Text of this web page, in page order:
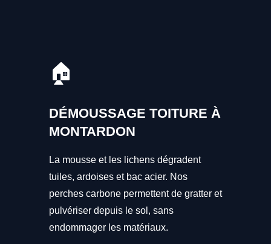
🏠
DÉMOUSSAGE TOITURE À
MONTARDON
La mousse et les lichens dégradent
tuiles, ardoises et bac acier. Nos
perches carbone permettent de gratter et
pulvériser depuis le sol, sans
endommager les matériaux.